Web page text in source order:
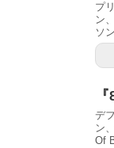
プ
ン
ソ
デ
ン
Of